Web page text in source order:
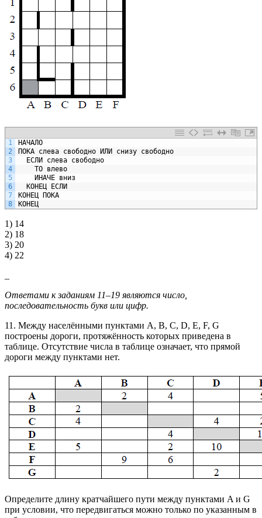
1
2
3
4
5
6
7
8
НАЧАЛО
ПОКА слева свободно ИЛИ снизу свободно
ЕСЛИ слева свободно
ТО влево
ИНАЧЕ вниз
КОНЕЦ ЕСЛИ
КОНЕЦ ПОКА
КОНЕЦ
1) 14
2) 18
3) 20
4) 22
Ответами к заданиям 11–19 являются число,
последовательность букв или цифр.
11. Между населёнными пунктами A, B, C, D, E, F, G
построены дороги, протяжённость которых приведена в
таблице. Отсутствие числа в таблице означает, что прямой
дороги между пунктами нет.
Определите длину кратчайшего пути между пунктами A и G
при условии, что передвигаться можно только по указанным в